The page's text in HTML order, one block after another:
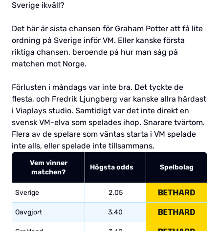
Sverige ikväll?
Det här är sista chansen för Graham Potter att få lite
ordning på Sverige inför VM. Eller kanske första
riktiga chansen, beroende på hur man såg på
matchen mot Norge.
Förlusten i måndags var inte bra. Det tyckte de
flesta, och Fredrik Ljungberg var kanske allra hårdast
i Viaplays studio. Samtidigt var det inte direkt en
svensk VM-elva som spelades ihop. Snarare tvärtom.
Flera av de spelare som väntas starta i VM spelade
inte alls, eller spelade inte tillsammans.
Vem vinner
matchen?
Högsta odds Spelbolag
Sverige 2.05
Oavgjort 3.40